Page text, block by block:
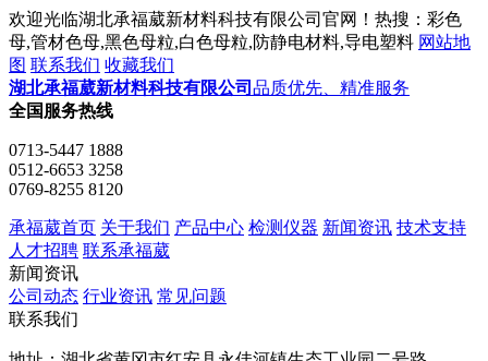
欢迎光临湖北承福葳新材料科技有限公司官网！热搜：彩色
母,管材色母,黑色母粒,白色母粒,防静电材料,导电塑料 网站地
图 联系我们 收藏我们
湖北承福葳新材料科技有限公司 品质优先、精准服务
全国服务热线
0713-5447 1888
0512-6653 3258
0769-8255 8120
承福葳首页 关于我们 产品中心 检测仪器 新闻资讯 技术支持
人才招聘 联系承福葳
新闻资讯
公司动态 行业资讯 常见问题
联系我们